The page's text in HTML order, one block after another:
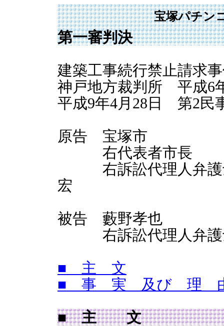
宝塚パチン
第一審判決
建築工事続行禁止請求
神戸地方裁判所 平成6
平成9年4月28日 第2
原告 宝塚市
右代表者市長
右訴訟代理人弁護
宏
被告 藪野孝也
右訴訟代理人弁護
■ 主 文
■ 事 実 及び 理
■ 主 文